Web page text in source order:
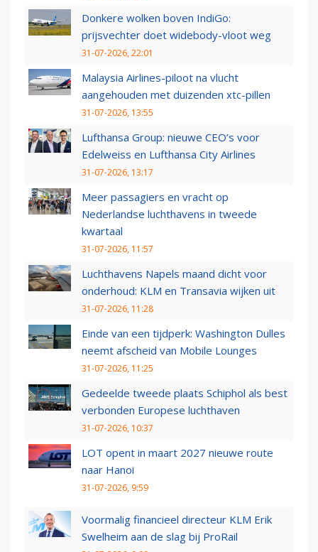
Donkere wolken boven IndiGo:
prijsvechter doet widebody-vloot weg
31-07-2026, 22:01
Malaysia Airlines-piloot na vlucht
aangehouden met duizenden xtc-pillen
31-07-2026, 13:55
Lufthansa Group: nieuwe CEO’s voor
Edelweiss en Lufthansa City Airlines
31-07-2026, 13:17
Meer passagiers en vracht op
Nederlandse luchthavens in tweede
kwartaal
31-07-2026, 11:57
Luchthavens Napels maand dicht voor
onderhoud: KLM en Transavia wijken uit
31-07-2026, 11:28
Einde van een tijdperk: Washington Dulles
neemt afscheid van Mobile Lounges
31-07-2026, 11:25
Gedeelde tweede plaats Schiphol als best
verbonden Europese luchthaven
31-07-2026, 10:37
LOT opent in maart 2027 nieuwe route
naar Hanoi
31-07-2026, 9:59
Voormalig financieel directeur KLM Erik
Swelheim aan de slag bij ProRail